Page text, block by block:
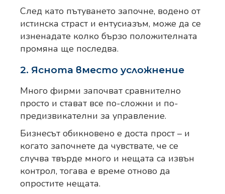
След като пътуването започне, водено от
истинска страст и ентусиазъм, може да се
изненадате колко бързо положителната
промяна ще последва.
2. Яснота вместо усложнение
Много фирми започват сравнително
просто и стават все по-сложни и по-
предизвикателни за управление.
Бизнесът обикновено е доста прост – и
когато започнете да чувствате, че се
случва твърде много и нещата са извън
контрол, тогава е време отново да
опростите нещата.